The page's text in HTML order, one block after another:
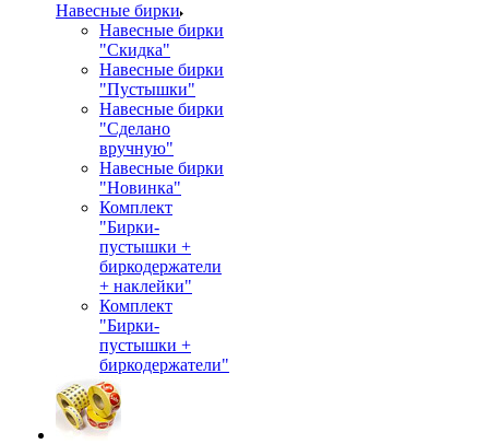
Навесные бирки
Навесные бирки
"Скидка"
Навесные бирки
"Пустышки"
Навесные бирки
"Сделано
вручную"
Навесные бирки
"Новинка"
Комплект
"Бирки-
пустышки +
биркодержатели
+ наклейки"
Комплект
"Бирки-
пустышки +
биркодержатели"